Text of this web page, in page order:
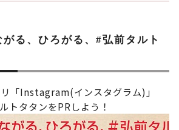
る、ひろがる、#弘前タルト
「Instagram(インスタグラム)」
トタタンをPRしよう！